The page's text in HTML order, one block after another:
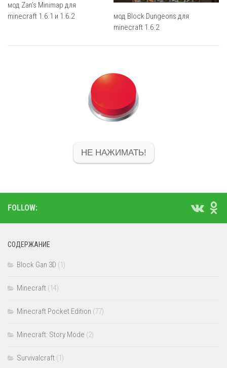
мод Zan’s Minimap для
minecraft 1.6.1 и 1.6.2
мод Block Dungeons для
minecraft 1.6.2
НЕ НАЖИМАТЬ!
FOLLOW:
СОДЕРЖАНИЕ
Block Gan 3D (1)
Minecraft (14)
Minecraft Pocket Edition (77)
Minecraft: Story Mode (2)
Survivalcraft (1)